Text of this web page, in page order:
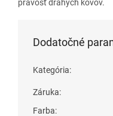
pravosť drahých kovov.
Dodatočné
Kategória:
Záruka:
Farba: